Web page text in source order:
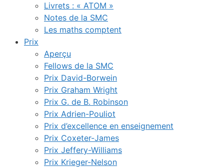
Livrets : « ATOM »
Notes de la SMC
Les maths comptent
Prix
Aperçu
Fellows de la SMC
Prix David-Borwein
Prix Graham Wright
Prix G. de B. Robinson
Prix Adrien-Pouliot
Prix d’excellence en enseignement
Prix Coxeter-James
Prix Jeffery-Williams
Prix Krieger-Nelson